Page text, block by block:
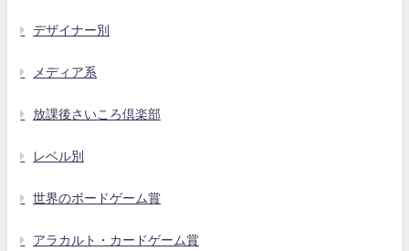
デザイナー別
メディア系
放課後さいころ倶楽部
レベル別
世界のボードゲーム賞
アラカルト・カードゲーム賞